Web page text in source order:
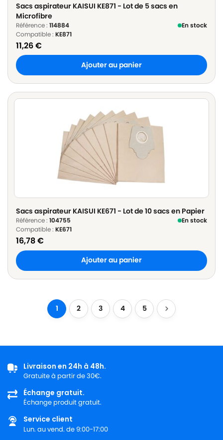
Sacs aspirateur KAISUI KE871 - Lot de 5 sacs en
Microfibre
Référence : 114884
En stock
Compatible : KE871
11,26€
Ajouter au panier
Sacs aspirateur KAISUI KE671 - Lot de 10 sacs en Papier
Référence : 104755
En stock
Compatible : KE671
16,78€
Ajouter au panier
1 2 3 4 5
Livraison en 24h à 48h.
Gratuite à partir de 30€.
Échange gratuit.
Échange produit gratuit.
Service client
Lun. au vend. de 9:00-17:00